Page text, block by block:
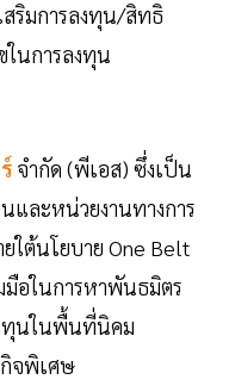
สริมการลงทุน/สิทธิ
นการลงทุน
จำกัด (พีเอส) ซึ่งเป็น
ละหน่วยงานทางการ
ใต้นโยบาย One Belt
มือในการหาพันธมิตร
ทุนในพื้นที่นิคม
จพิเศษ